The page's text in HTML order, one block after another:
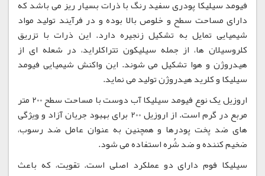
فیومد سیلیکا پودری سفید رنگ با ذرات بسیار ریز می باشد که
دارای مساحت سطح و خلوص بالا بوده و در فرآیند تولید مواد
شیمیایی تمایل به تشکیل زنجیره دارد. این ذرات با تزریق
کلروسیلان ها، از جمله سیلیکون تتراکلراید، در شعله ای از
هیدروژن و هوا تشکیل می شوند. این واکنش شیمیایی فیومد
سیلیکا و کلرید هیدروژن تولید می نماید.
اروزیل یک نوع فیومد سیلیکا آب دوست با مساحت سطح 200 متر
مربع در گرم است. از اروزیل 200 برای بهبود جریان آزاد و ویژگی
های ضد پخت پودرها و همچنین به عنوان عامل ضد رسوب،
ضخیم کننده و ضد شُره استفاده می شود.
سیلیکا فوم دارای دو عملکرد اصلی است. تقویت، که باعث